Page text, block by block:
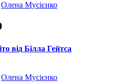
Олена Мусієнко
від Білла Гейтса
Олена Мусієнко